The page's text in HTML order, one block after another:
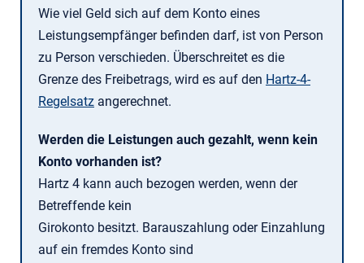
Wie viel Geld sich auf dem Konto eines
Leistungsempfänger befinden darf, ist von Person
zu Person verschieden. Überschreitet es die
Grenze des Freibetrags, wird es auf den Hartz-4-
Regelsatz angerechnet.
Werden die Leistungen auch gezahlt, wenn kein
Konto vorhanden ist?
Hartz 4 kann auch bezogen werden, wenn der
Betreffende kein
Girokonto besitzt. Barauszahlung oder Einzahlung
auf ein fremdes Konto sind